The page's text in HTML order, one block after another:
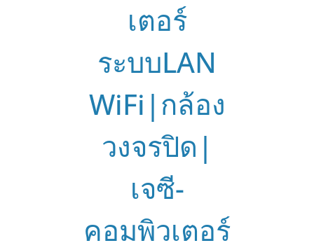
เตอร์
ระบบLAN
WiFi|กล้อง
วงจรปิด|
เจซี-
คอมพิวเตอร์